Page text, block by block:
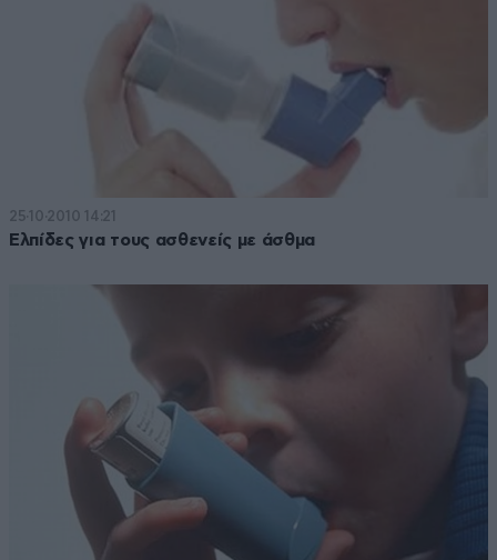
25·10·2010 14:21
Ελπίδες για τους ασθενείς με άσθμα